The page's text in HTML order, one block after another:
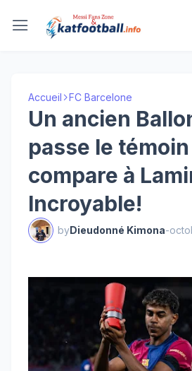
Accueil FC Barcelone
Un ancien
passe le
compare à
Incroyable!
byDieudonné Kimona-